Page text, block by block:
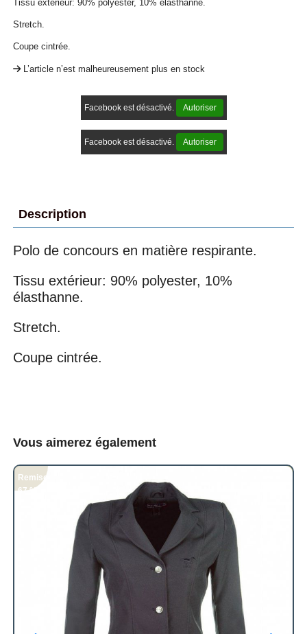
Tissu extérieur: 90% polyester, 10% élasthanne.
Stretch.
Coupe cintrée.
L’article n’est malheureusement plus en stock
Facebook est désactivé. Autoriser
Facebook est désactivé. Autoriser
Description
Polo de concours en matière respirante.
Tissu extérieur: 90% polyester, 10%
élasthanne.
Stretch.
Coupe cintrée.
Vous aimerez également
Remise
67 %